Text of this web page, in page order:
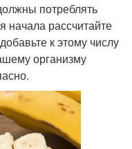
потреблять
начала рассчитайте
к этому числу
организму